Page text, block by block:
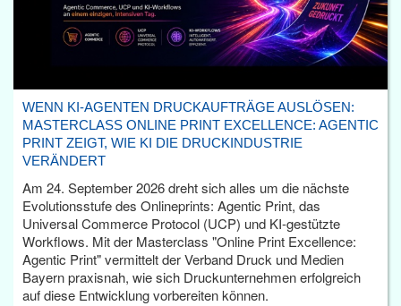
WENN KI-AGENTEN DRUCKAUFTRÄGE AUSLÖSEN:
MASTERCLASS ONLINE PRINT EXCELLENCE: AGENTIC
PRINT ZEIGT, WIE KI DIE DRUCKINDUSTRIE
VERÄNDERT
Am 24. September 2026 dreht sich alles um die nächste
Evolutionsstufe des Onlineprints: Agentic Print, das
Universal Commerce Protocol (UCP) und KI-gestützte
Workflows. Mit der Masterclass "Online Print Excellence:
Agentic Print" vermittelt der Verband Druck und Medien
Bayern praxisnah, wie sich Druckunternehmen erfolgreich
auf diese Entwicklung vorbereiten können.